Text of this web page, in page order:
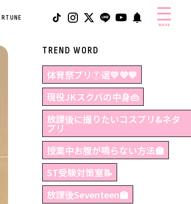
menu
TREND WORD
体育祭プリ⑦選💛💜💙
現役JKスクバの中身👜
放課後に撮りたいコスプリ&ネタ
プリ
授業中お腹が鳴らない方法🏫
ST受験対策室📝
放課後Seventeen🏫